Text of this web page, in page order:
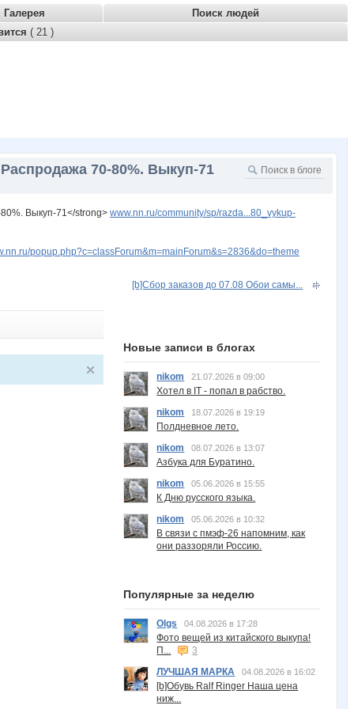
Галерея
Поиск людей
( 21 )
70-80%. Выкуп-71
Выкуп-71</strong> www.nn.ru/community/sp/razda...80_vykup-
popup.php?c=classForum&m=mainForum&s=2836&do=theme
[b]Сбор заказов до 07.08 Обои самы...
Новые записи в блогах
nikom 21.07.2026 в 09:00
Хотел в IT - попал в рабство.
nikom
18.07.2026 в 19:19
Полдневное лето.
nikom
08.07.2026 в 13:07
Азбука для Буратино.
nikom
05.06.2026 в 15:55
К Дню русского языка.
nikom
05.06.2026 в 10:32
В связи с пмэф-26 напомним, как
они раззоряли Россию.
Популярные за неделю
Olgs 04.08.2026 в 17:28
Фото вещей из китайского выкупа!
П...
3
ЛУЧШАЯ МАРКА
04.08.2026 в 16:02
[b]Обувь Ralf Ringer Наша цена
ниж...